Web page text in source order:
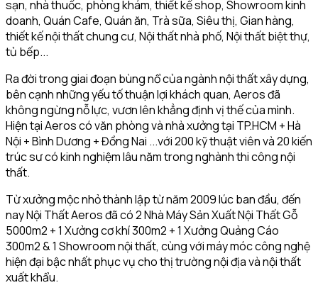
sạn, nhà thuốc, phòng khám, thiết kế shop, Showroom kinh
doanh, Quán Cafe, Quán ăn, Trà sữa, Siêu thị, Gian hàng,
thiết kế nội thất chung cư, Nội thất nhà phố, Nội thất biệt thự,
tủ bếp...
Ra đời trong giai đoạn bùng nổ của ngành nội thất xây dựng,
bên cạnh những yếu tố thuận lợi khách quan, Aeros đã
không ngừng nỗ lực, vươn lên khẳng định vị thế của mình.
Hiện tại Aeros có văn phòng và nhà xưởng tại TP.HCM + Hà
Nội + Bình Dương + Đồng Nai ...với 200 kỹ thuật viên và 20 kiến
trúc sư có kinh nghiệm lâu năm trong nghành thi công nội
thất.
Từ xưởng mộc nhỏ thành lập từ năm 2009 lúc ban đầu, đến
nay Nội Thất Aeros đã có 2 Nhà Máy Sản Xuất Nội Thất Gỗ
5000m2 + 1 Xưởng cơ khí 300m2 + 1 Xưởng Quảng Cáo
300m2 & 1 Showroom nội thất, cùng với máy móc công nghệ
hiện đại bậc nhất phục vụ cho thị trường nội địa và nội thất
xuất khẩu.